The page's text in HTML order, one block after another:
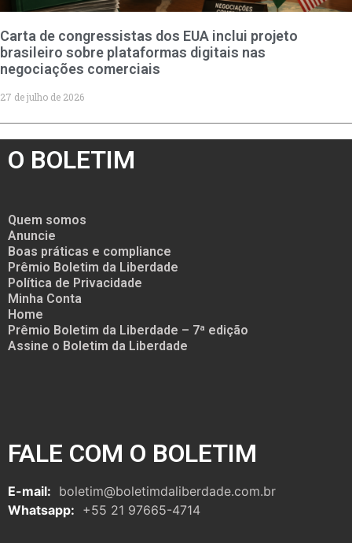
Carta de congressistas dos EUA inclui projeto
brasileiro sobre plataformas digitais nas
negociações comerciais
27 de julho de 2026
O BOLETIM
Quem somos
Anuncie
Boas práticas e compliance
Prêmio Boletim da Liberdade
Política de Privacidade
Minha Conta
Home
Prêmio Boletim da Liberdade – 7ª edição
Assine o Boletim da Liberdade
FALE COM O BOLETIM
E-mail: boletim@boletimdaliberdade.com.br
Whatsapp: +55 21 97665-4714